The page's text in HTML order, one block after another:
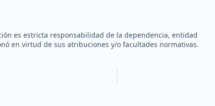
es estricta responsabilidad de la dependencia, entidad
en virtud de sus atribuciones y/o facultades normativas.